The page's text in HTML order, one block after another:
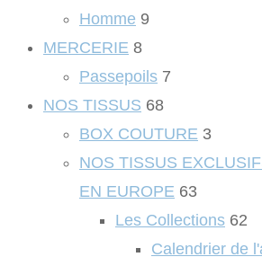
Homme 9
MERCERIE 8
Passepoils 7
NOS TISSUS 68
BOX COUTURE 3
NOS TISSUS
EN EUROPE 63
Les Collections 62
Calendrier de